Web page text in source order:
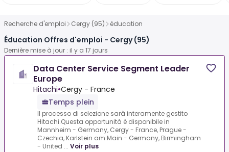
Recherche d'emploi Cergy (95) éducation
Éducation Offres d'emploi - Cergy (95)
Dernière mise à jour : il y a 17 jours
Data Center Service Segment Leader
Europe
Hitachi•Cergy - France
Temps plein
Il processo di selezione sarà interamente gestito
Hitachi.Questa opportunità è disponibile in
Mannheim - Germany, Cergy - France, Prague -
Czechia, Karlstein am Main - Germany, Birmingham
- United ... Voir plus